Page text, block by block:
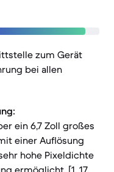
zum Gerät
bei allen
ein 6,7 Zoll großes
einer Auflösung
hohe Pixeldichte
ermöglicht. [1, 17,